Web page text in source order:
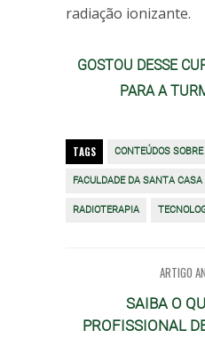
radiação ionizante.
GOSTOU DESSE
PARA A
TAGS CONTEÚDOS
FACULDADE DA SANTA CASA
RADIOTERAPIA
ARTIGO
SAIBA O
PROFISSIONAL